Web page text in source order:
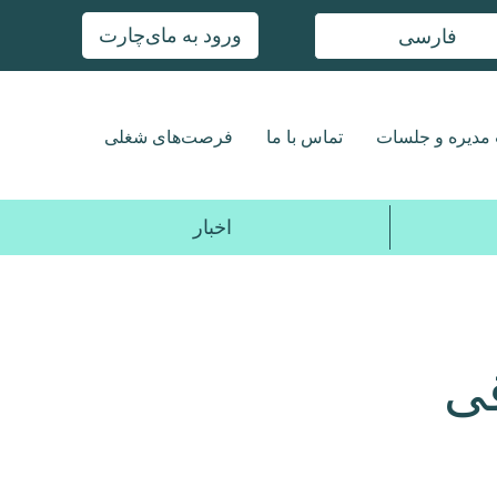
فارسی ورود به مای‌چارت
مدیره و جلسات تماس با ما فرصت‌های شغلی
اخبار